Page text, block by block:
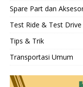
Spare Part dan
Test Ride & Test Drive
Tips & Trik
Transportasi Umum